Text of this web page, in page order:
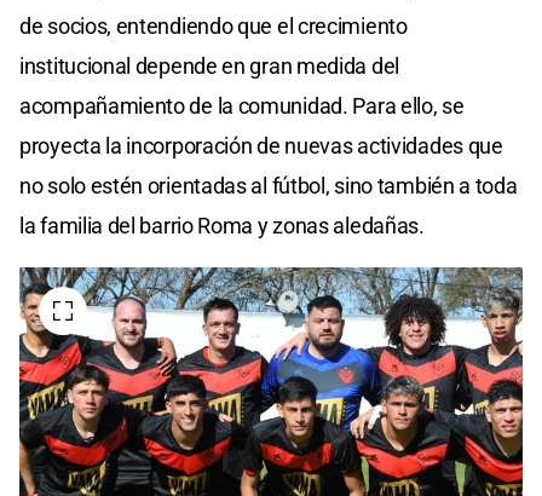
de socios, entendiendo que el crecimiento
institucional depende en gran medida del
acompañamiento de la comunidad. Para ello, se
proyecta la incorporación de nuevas actividades que
no solo estén orientadas al fútbol, sino también a toda
la familia del barrio Roma y zonas aledañas.